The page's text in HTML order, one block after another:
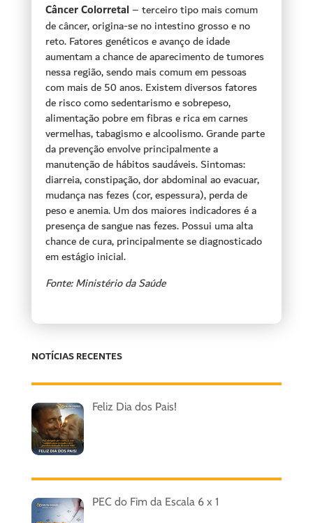
Câncer Colorretal– terceiro tipo mais comum
de câncer, origina-se no intestino grosso e no
reto. Fatores genéticos e avanço de idade
aumentam a chance de aparecimento de tumores
nessa região, sendo mais comum em pessoas
com mais de 50 anos. Existem diversos fatores
de risco como sedentarismo e sobrepeso,
alimentação pobre em fibras e rica em carnes
vermelhas, tabagismo e alcoolismo. Grande parte
da prevenção envolve principalmente a
manutenção de hábitos saudáveis. Sintomas:
diarreia, constipação, dor abdominal ao evacuar,
mudança nas fezes (cor, espessura), perda de
peso e anemia. Um dos maiores indicadores é a
presença de sangue nas fezes. Possui uma alta
chance de cura, principalmente se diagnosticado
em estágio inicial.
Fonte: Ministério da Saúde
NOTÍCIAS RECENTES
Feliz Dia dos Pais!
PEC do Fim da Escala 6 x 1